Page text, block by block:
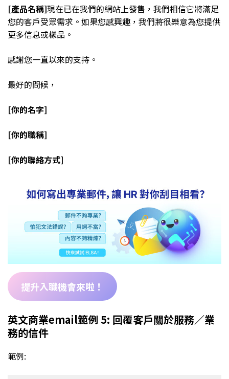
[產品名稱]現在已在我們的網站上發售，我們相信它將滿足
您的客戶受眾需求。如果您感興趣，我們將很樂意為您提供
更多信息或樣品。
感謝您一直以來的支持。
最好的問候，
[你的名字]
[你的職稱]
[你的聯絡方式]
提升入職機會來啦！
英文商業email範例 5: 回覆客戶關於服務／業
務的信件
範例: